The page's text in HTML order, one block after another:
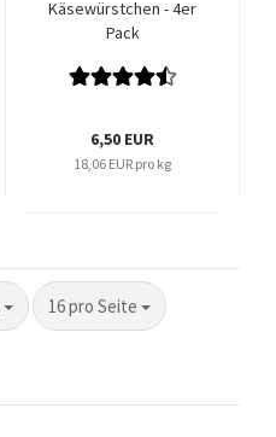
Käsewürstchen - 4er
Pack
6,50 EUR
18,06 EUR pro kg
16 pro Seite
pro Seite